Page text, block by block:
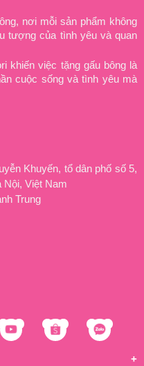
nơi mỗi sản phẩm không
tượng của tình yêu và quan
khiến việc tặng gấu bông là
cuộc sống và tình yêu mà
Khuyến, tổ dân phố số 5,
Việt Nam
Trung